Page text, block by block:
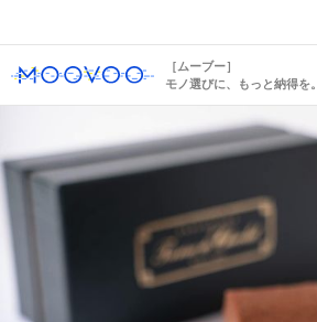
［ムーブー］
モノ選びに、もっと納得を。